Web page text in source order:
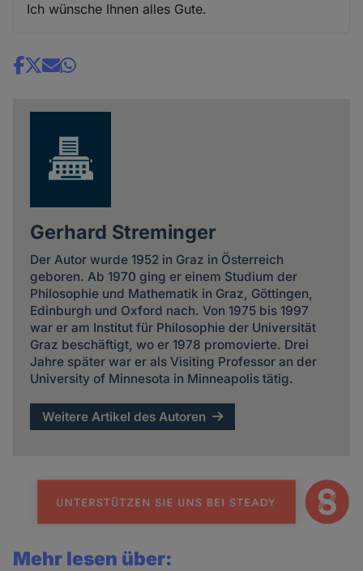
Ich wünsche Ihnen alles Gute.
Share
Gerhard Streminger
Der Autor wurde 1952 in Graz in Österreich
geboren. Ab 1970 ging er einem Studium der
Philosophie und Mathematik in Graz, Göttingen,
Edinburgh und Oxford nach. Von 1975 bis 1997
war er am Institut für Philosophie der Universität
Graz beschäftigt, wo er 1978 promovierte. Drei
Jahre später war er als Visiting Professor an der
University of Minnesota in Minneapolis tätig.
Weitere Artikel des Autoren
Mehr lesen über: